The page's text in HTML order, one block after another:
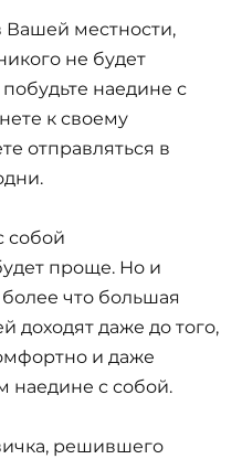
Вашей местности,
не будет
наедине с
к своему
отправляться в
собой
проще. Но и
что большая
доходят даже до того,
и даже
наедине с собой.
решившего